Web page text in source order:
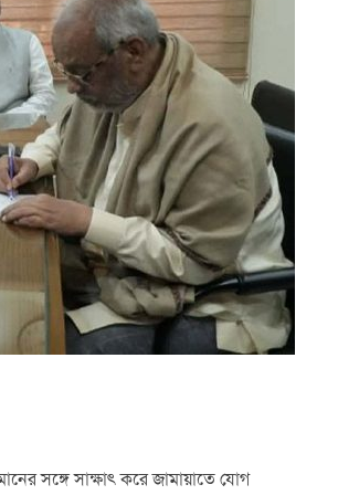
সঙ্গে সাক্ষাৎ করে জামায়াতে যোগ